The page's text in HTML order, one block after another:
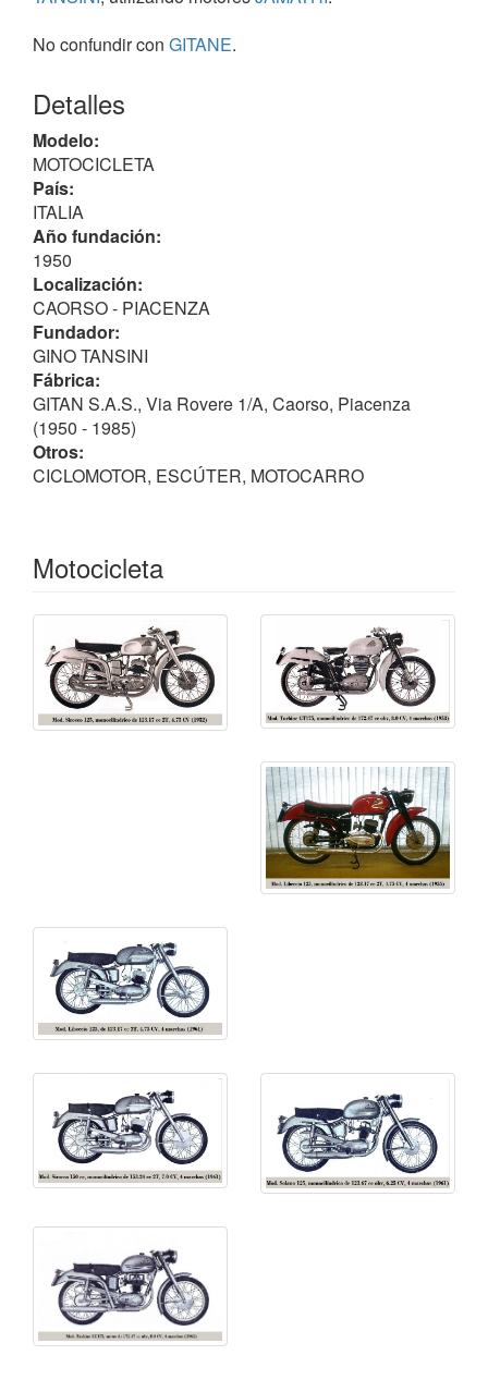
No confundir con GITANE.
Detalles
Modelo:
MOTOCICLETA
País:
ITALIA
Año fundación:
1950
Localización:
CAORSO - PIACENZA
Fundador:
GINO TANSINI
Fábrica:
GITAN S.A.S., Via Rovere 1/A, Caorso, Piacenza
(1950 - 1985)
Otros:
CICLOMOTOR, ESCÚTER, MOTOCARRO
Motocicleta